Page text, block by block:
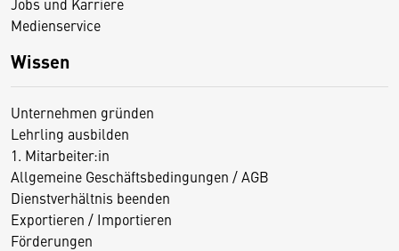
Medienservice
Wissen
Unternehmen gründen
Lehrling ausbilden
1. Mitarbeiter:in
Allgemeine Geschäftsbedingungen / AGB
Dienstverhältnis beenden
Exportieren / Importieren
Förderungen